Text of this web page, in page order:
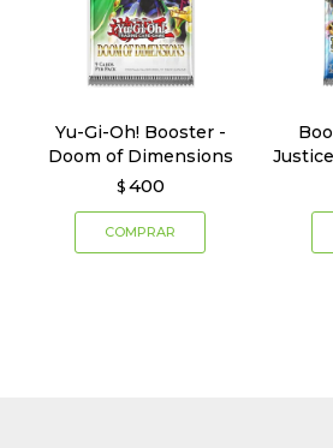
Yu-Gi-Oh! Booster -
Doom of Dimensions
$ 400